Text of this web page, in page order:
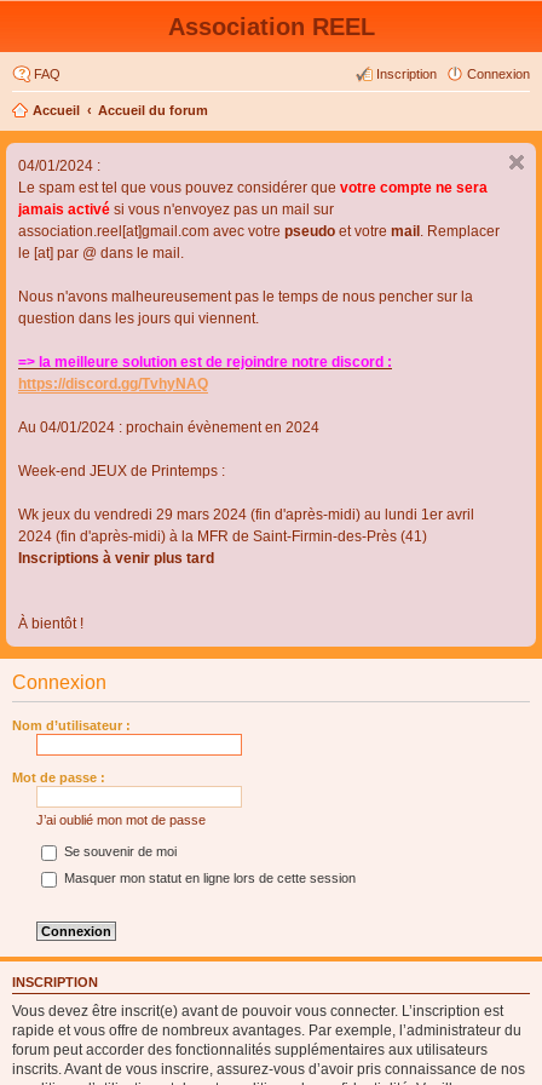
Association REEL
FAQ Connexion
Inscription
Accueil Accueil du forum
04/01/2024 :
Le spam est tel que vous pouvez considérer que votre compte ne sera
jamais activé si vous n'envoyez pas un mail sur
association.reel[at]gmail.com avec votre pseudo et votre mail . Remplacer
le [at] par @ dans le mail.
Nous n'avons malheureusement pas le temps de nous pencher sur la
question dans les jours qui viennent.
=> la meilleure solution est de rejoindre notre discord :
https://discord.gg/TvhyNAQ
Au 04/01/2024 : prochain évènement en 2024
Week-end JEUX de Printemps :
Wk jeux du vendredi 29 mars 2024 (fin d'après-midi) au lundi 1er avril
2024 (fin d'après-midi) à la MFR de Saint-Firmin-des-Près (41)
Inscriptions à venir plus tard
À bientôt !
Connexion
Nom d’utilisateur :
Mot de passe :
J’ai oublié mon mot de passe
Se souvenir de moi
Masquer mon statut en ligne lors de cette session
INSCRIPTION
Vous devez être inscrit(e) avant de pouvoir vous connecter. L’inscription est
rapide et vous offre de nombreux avantages. Par exemple, l’administrateur du
forum peut accorder des fonctionnalités supplémentaires aux utilisateurs
inscrits. Avant de vous inscrire, assurez-vous d’avoir pris connaissance de nos